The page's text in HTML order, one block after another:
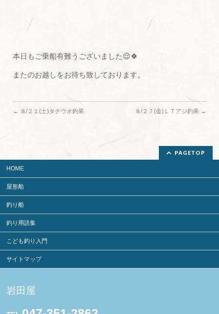
本日もご乗船有難うございました😌🍀
またのお越しをお待ち致しております。
← ８/２１(土)タチウオ釣果 ８/２７(金)ＬＴアジ釣果 →
PAGETOP
HOME
屋形船
釣り船
釣り用語集
こども釣り入門
サイトマップ
岩田屋